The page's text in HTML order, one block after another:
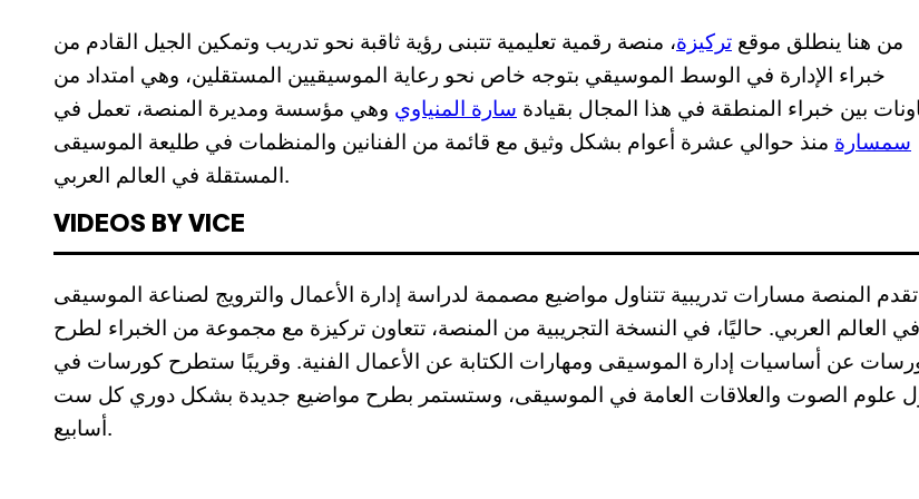
من هنا ينطلق موقع تركيزة، منصة رقمية تعليمية تتبنى رؤية ثاقبة نحو تدريب وتمكين الجيل القادم من
خبراء الإدارة في الوسط الموسيقي بتوجه خاص نحو رعاية الموسيقيين المستقلين، وهي امتداد من
بين خبراء المنطقة في هذا المجال بقيادة سارة المنياوي وهي مؤسسة ومديرة المنصة، تعمل في
سمسارة منذ حوالي عشرة أعوام بشكل وثيق مع قائمة من الفنانين والمنظمات في طليعة الموسيقى
المستقلة في العالم العربي.
VIDEOS BY VICE
تقدم المنصة مسارات تدريبية تتناول مواضيع مصممة لدراسة إدارة الأعمال والترويج لصناعة الموسيقى
في العالم العربي. حاليًا، في النسخة التجريبية من المنصة، تتعاون تركيزة مع مجموعة من الخبراء لطرح
عن أساسيات إدارة الموسيقى ومهارات الكتابة عن الأعمال الفنية. وقريبًا ستطرح كورسات في
علوم الصوت والعلاقات العامة في الموسيقى، وستستمر بطرح مواضيع جديدة بشكل دوري كل ست
أسابيع.